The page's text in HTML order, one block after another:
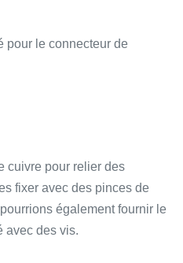
pour le connecteur de
cuivre pour relier des
fixer avec des pinces de
également fournir le
avec des vis.